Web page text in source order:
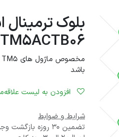
TM5ACTB06
باشد
شرایط و ضوابط
تضمین 30 روزه بازگشت وجه